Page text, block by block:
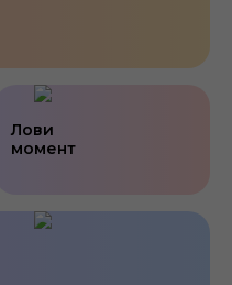
Лови
момент